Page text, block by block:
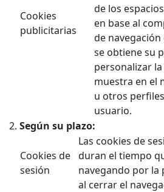
Cookies
publicitarias
de los
en base al
de
se obtiene su
personalizar
muestra en el
u otros
usuario.
Según su plazo:
Cookies de
sesión
Las cookies de
duran el tiempo
navegando por la
al cerrar el